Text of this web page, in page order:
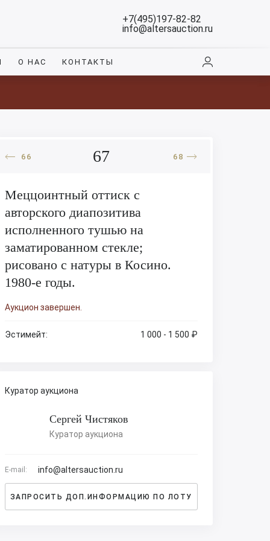
+7(495)197-82-82
info@altersauction.ru
О НАС КОНТАКТЫ
66 67 68
Меццоинтный оттиск с
авторского диапозитива
исполненного тушью на
заматированном стекле;
рисовано с натуры в Косино.
1980-е годы.
Аукцион завершен.
Эстимейт: 1 000 - 1 500 ₽
Куратор аукциона
Сергей Чистяков
Куратор аукциона
E-mail: info@altersauction.ru
ЗАПРОСИТЬ ДОП.ИНФОРМАЦИЮ ПО ЛОТУ